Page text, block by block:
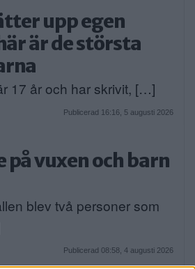
upp egen
är de största
17 år och har skrivit, […]
Publicerad 16:16, 5 augusti 2026
på vuxen och barn
blev två personer som
Publicerad 08:58, 4 augusti 2026